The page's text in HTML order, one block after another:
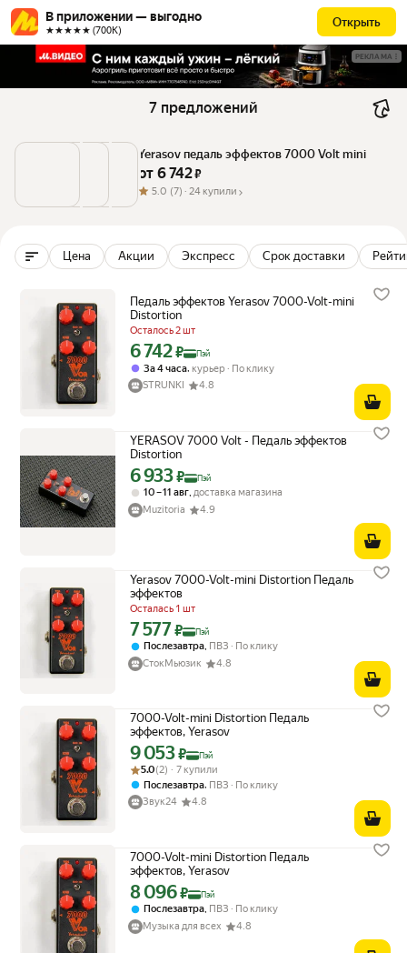
В приложении — выгодно
★★★★★ (700К)
Открыть
РЕКЛАМА
7 предложений
Yerasov педаль эффектов 7000 Volt mini
от 6 742 ₽
5.0 (7) · 24 купили
Цена Акции Экспресс Срок доставки
Педаль эффектов Yerasov 7000-Volt-mini
Distortion
Осталось 2 шт
Цена с картой Яндекс Пэй 6742 ₽ вместо
6 742₽ Пэй
За 4 часа, курьер
По клику
STRUNKI
4.8
YERASOV 7000 Volt - Педаль эффектов
Distortion
Цена с картой Яндекс Пэй 6933 ₽ вместо
6 933₽ Пэй
10 – 11 авг, доставка магазина
Muzitoria
4.9
Yerasov 7000-Volt-mini Distortion Педаль
эффектов
Осталась 1 шт
Цена с картой Яндекс Пэй 7577 ₽ вместо
7 577₽ Пэй
Послезавтра ПВЗ
По клику
СтокМьюзик
4.8
7000-Volt-mini Distortion Педаль
эффектов, Yerasov
Цена с картой Яндекс Пэй 9053 ₽ вместо
9 053₽ Пэй
Рейтинг товара: 5.0 из 5
Оценок: (2) · 7 купили
5.0(2) · 7 купили
Послезавтра, ПВЗ
По клику
Звук24
4.8
7000-Volt-mini Distortion Педаль
эффектов, Yerasov
Цена с картой Яндекс Пэй 8096 ₽ вместо
8 096₽ Пэй
Послезавтра, ПВЗ
По клику
Музыка для всех
4.8